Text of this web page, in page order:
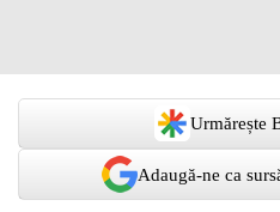
Urmărește
Adaugă-ne ca